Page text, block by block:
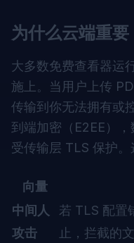
为什么云端重要
大多数免费查看器运
施上。当用户上传
传输到你无法拥有或
到端加密（E2EE）
受传输层 TLS 保护。
向量
中间人
攻击
若 TLS 配置
止，拦截的